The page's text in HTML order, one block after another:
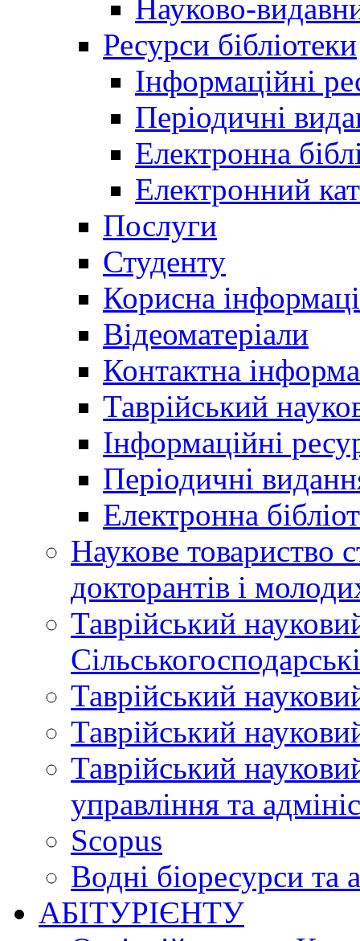
Науково-
Ресурси бібліотеки
Інформаційні
Періодичні
Електронна
Електронний
Послуги
Студенту
Корисна
Відеоматеріали
Контактна
Таврійський
Інформаційні
Періодичні
Електронна
Наукове товариство
докторантів і
Таврійський
Таврійський
Таврійський
Таврійський
управління та
Scopus
Водні біоресурси та
АБІТУРІЄНТУ